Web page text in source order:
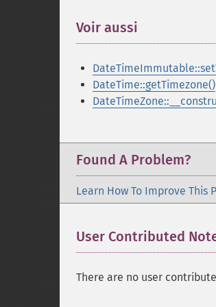
Voir aussi
DateTime::getTimezone()
Found A Problem?
Learn How To Improve This
User Contributed
There are no user